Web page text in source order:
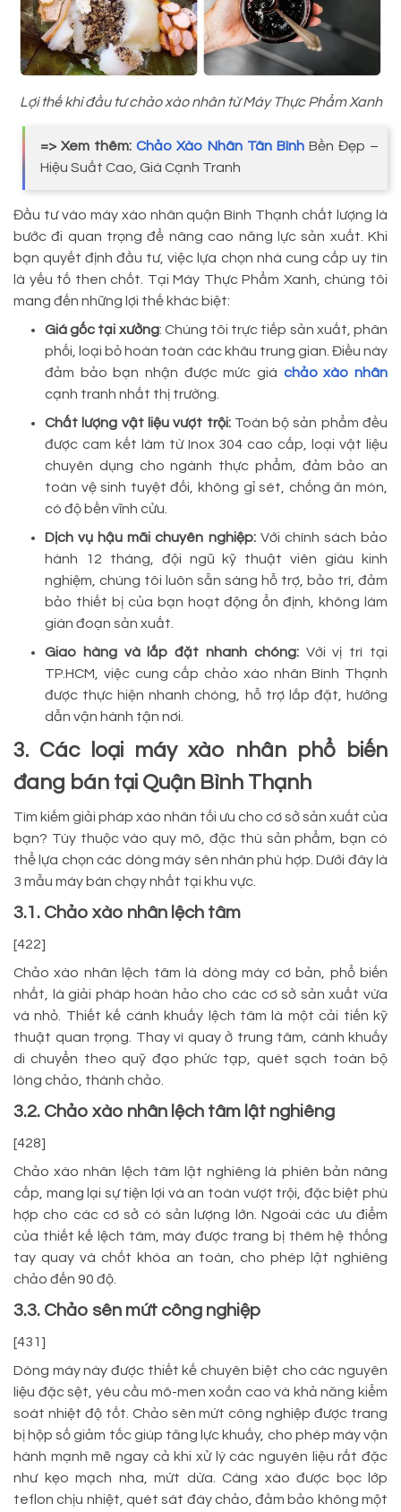
Lợi thế khi đầu tư chảo xào nhân từ Máy Thực Phẩm Xanh
=> Xem thêm: Chảo Xào Nhân Tân BìnhBền Đẹp –
Hiệu Suất Cao, Giá Cạnh Tranh
Đầu tư vào máy xào nhân quận Bình Thạnh chất lượng là
bước đi quan trọng để nâng cao năng lực sản xuất. Khi
bạn quyết định đầu tư, việc lựa chọn nhà cung cấp uy tín
là yếu tố then chốt. Tại Máy Thực Phẩm Xanh, chúng tôi
mang đến những lợi thế khác biệt:
Giá gốc tại xưởng: Chúng tôi trực tiếp sản xuất, phân
phối, loại bỏ hoàn toàn các khâu trung gian. Điều này
đảm bảo bạn nhận được mức giá chảo xào nhân
cạnh tranh nhất thị trường.
Chất lượng vật liệu vượt trội: Toàn bộ sản phẩm đều
được cam kết làm từ Inox 304 cao cấp, loại vật liệu
chuyên dụng cho ngành thực phẩm, đảm bảo an
toàn vệ sinh tuyệt đối, không gỉ sét, chống ăn mòn,
có độ bền vĩnh cửu.
Dịch vụ hậu mãi chuyên nghiệp:Với chính sách bảo
hành 12 tháng, đội ngũ kỹ thuật viên giàu kinh
nghiệm, chúng tôi luôn sẵn sàng hỗ trợ, bảo trì, đảm
bảo thiết bị của bạn hoạt động ổn định, không làm
gián đoạn sản xuất.
Giao hàng và lắp đặt nhanh chóng: Với vị trí tại
TP.HCM, việc cung cấp chảo xào nhân Bình Thạnh
được thực hiện nhanh chóng, hỗ trợ lắp đặt, hướng
dẫn vận hành tận nơi.
3. Các loại máy xào nhân phổ biến
đang bán tại Quận Bình Thạnh
Tìm kiếm giải pháp xào nhân tối ưu cho cơ sở sản xuất của
bạn? Tùy thuộc vào quy mô, đặc thù sản phẩm, bạn có
thể lựa chọn các dòng máy sên nhân phù hợp. Dưới đây là
3 mẫu máy bán chạy nhất tại khu vực.
3.1. Chảo xào nhân lệch tâm
[422]
Chảo xào nhân lệch tâm là dòng máy cơ bản, phổ biến
nhất, là giải pháp hoàn hảo cho các cơ sở sản xuất vừa
và nhỏ. Thiết kế cánh khuấy lệch tâm là một cải tiến kỹ
thuật quan trọng. Thay vì quay ở trung tâm, cánh khuấy
di chuyển theo quỹ đạo phức tạp, quét sạch toàn bộ
lòng chảo, thành chảo.
3.2. Chảo xào nhân lệch tâm lật nghiêng
[428]
Chảo xào nhân lệch tâm lật nghiêng là phiên bản nâng
cấp, mang lại sự tiện lợi và an toàn vượt trội, đặc biệt phù
hợp cho các cơ sở có sản lượng lớn. Ngoài các ưu điểm
của thiết kế lệch tâm, máy được trang bị thêm hệ thống
tay quay và chốt khóa an toàn, cho phép lật nghiêng
chảo đến 90 độ.
3.3. Chảo sên mứt công nghiệp
[431]
Dòng máy này được thiết kế chuyên biệt cho các nguyên
liệu đặc sệt, yêu cầu mô-men xoắn cao và khả năng kiểm
soát nhiệt độ tốt. Chảo sên mứt công nghiệp được trang
bị hộp số giảm tốc giúp tăng lực khuấy, cho phép máy vận
hành mạnh mẽ ngay cả khi xử lý các nguyên liệu rất đặc
như kẹo mạch nha, mứt dừa. Càng xào được bọc lớp
teflon chịu nhiệt, quét sát đáy chảo, đảm bảo không một